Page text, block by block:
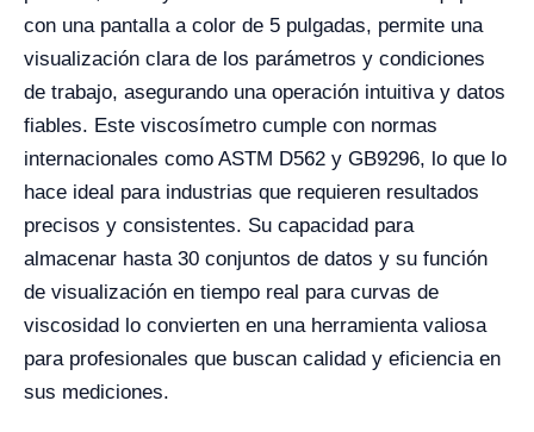
con una pantalla a color de 5 pulgadas, permite una
visualización clara de los parámetros y condiciones
de trabajo, asegurando una operación intuitiva y datos
fiables. Este viscosímetro cumple con normas
internacionales como ASTM D562 y GB9296, lo que lo
hace ideal para industrias que requieren resultados
precisos y consistentes. Su capacidad para
almacenar hasta 30 conjuntos de datos y su función
de visualización en tiempo real para curvas de
viscosidad lo convierten en una herramienta valiosa
para profesionales que buscan calidad y eficiencia en
sus mediciones.